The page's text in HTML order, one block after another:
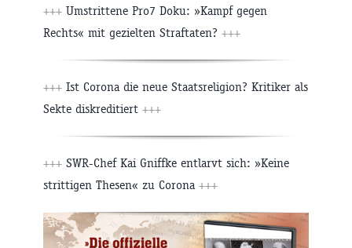
+++ Umstrittene Pro7 Doku: »Kampf gegen
Rechts« mit gezielten Straftaten? +++
+++ Ist Corona die neue Staatsreligion? Kritiker als
Sekte diskreditiert +++
+++ SWR-Chef Kai Gniffke entlarvt sich: »Keine
strittigen Thesen« zu Corona +++